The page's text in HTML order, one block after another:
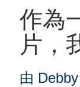
作為
片，
由